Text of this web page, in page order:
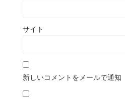
サイト
新しいコメントをメールで通知